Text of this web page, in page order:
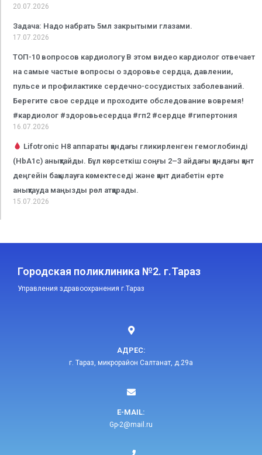
20.07.2026
Задача: Надо набрать 5мл закрытыми глазами.
17.07.2026
ТОП-10 вопросов кардиологу В этом видео кардиолог отвечает
на самые частые вопросы о здоровье сердца, давлении,
пульсе и профилактике сердечно-сосудистых заболеваний.
Берегите свое сердце и проходите обследование вовремя!
#кардиолог #здоровьесердца #гп2 #сердце #гипертония
16.07.2026
Lifotronic H8 аппараты қандағы гликирленген гемоглобинді
(HbA1c) анықтайды. Бұл көрсеткіш соңғы 2–3 айдағы қандағы қант
деңгейін бақылауға көмектеседі және қант диабетін ерте
анықтауда маңызды рөл атқарады.
15.07.2026
Городская поликлиника №2. г.Тараз
Управления здравоохранения г.Тараз
АДРЕС:
г. Тараз, микрорайон Салтанат, д.29а
E-MAIL:​
Gp-2@mail.ru​